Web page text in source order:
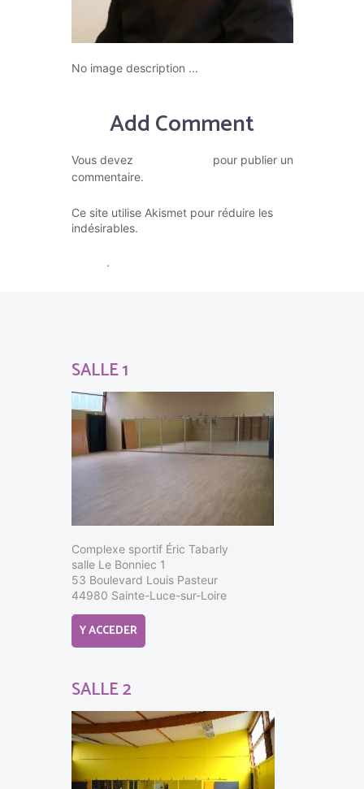
No image description ...
Add Comment
Vous devez
pour publier un
commentaire.
Ce site utilise Akismet pour réduire les
indésirables.
.
SALLE 1
Complexe sportif Éric Tabarly
salle Le Bonniec 1
53 Boulevard Louis Pasteur
44980 Sainte-Luce-sur-Loire
Y ACCEDER
SALLE 2